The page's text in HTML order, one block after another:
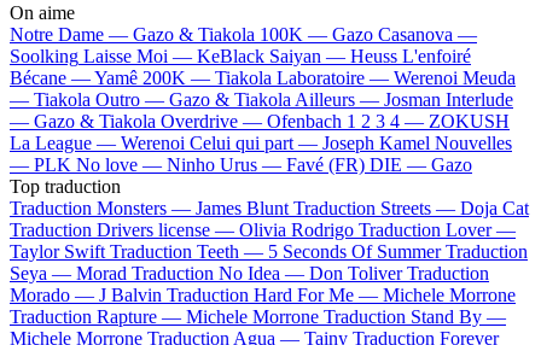
On aime
Notre Dame — Gazo & Tiakola 100K — Gazo Casanova —
Soolking Laisse Moi — KeBlack Saiyan — Heuss L'enfoiré
Bécane —Yamê 200K — Tiakola Laboratoire — Werenoi Meuda
— Tiakola Outro — Gazo & Tiakola Ailleurs — Josman Interlude
— Gazo & Tiakola Overdrive — Ofenbach 1 2 3 4 — ZOKUSH
La League — Werenoi Celui qui part — Joseph Kamel Nouvelles
— PLK No love — Ninho Urus — Favé (FR) DIE — Gazo
Top traduction
Traduction Monsters — James Blunt Traduction Streets — Doja Cat
Traduction Drivers license — Olivia Rodrigo Traduction Lover —
Taylor Swift Traduction Teeth — 5 Seconds Of Summer Traduction
Seya — Morad Traduction No Idea — Don Toliver Traduction
Morado — J Balvin Traduction Hard For Me — Michele Morrone
Traduction Rapture — Michele Morrone Traduction Stand By —
Michele Morrone Traduction Agua — Tainy Traduction Forever